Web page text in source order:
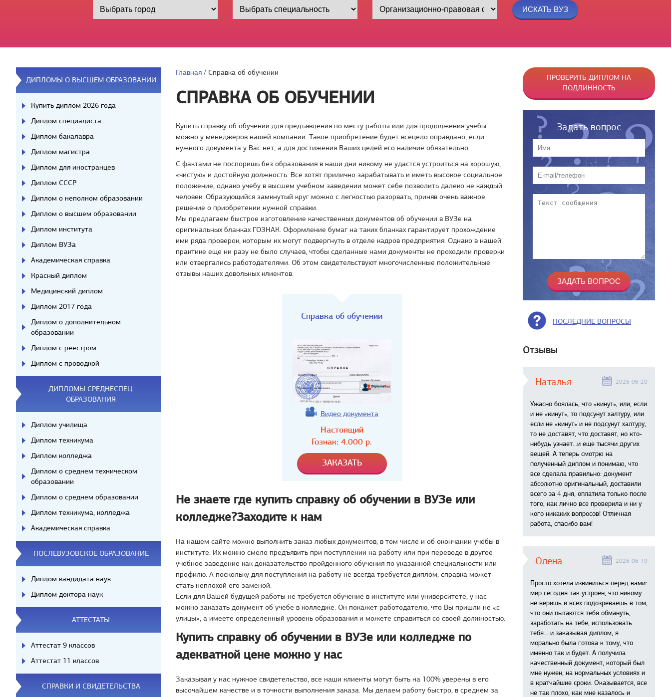
Главная / Справка об обучении
СПРАВКА ОБ ОБУЧЕНИИ
Купить справку об обучении для предъявления по месту работы или для продолжения учебы
можно у менеджеров нашей компании. Такое приобретение будет всецело оправдано, если
нужного документа у Вас нет, а для достижения Ваших целей его наличие обязательно.
С фактами не поспоришь без образования в наши дни никому не удастся устроиться на хорошую,
«чистую» и достойную должность. Все хотят прилично зарабатывать и иметь высокое социальное
положение, однако учебу в высшем учебном заведении может себе позволить далеко не каждый
человек. Образующийся замкнутый круг можно с легкостью разорвать, приняв очень важное
решение о приобретении нужной справки.
Мы предлагаем быстрое изготовление качественных документов об обучении в ВУЗе на
оригинальных бланках ГОЗНАК. Оформление бумаг на таких бланках гарантирует прохождение
ими ряда проверок, которым их могут подвергнуть в отделе кадров предприятия. Однако в нашей
практике еще ни разу не было случаев, чтобы сделанные нами документы не проходили проверки
или отвергались работодателями. Об этом свидетельствуют многочисленные положительные
отзывы наших довольных клиентов.
Справка об обучении
Видео документа
Настоящий
Гознак: 4.000 р.
Не знаете где купить справку об обучении в ВУЗе или
колледже?Заходите к нам
На нашем сайте можно выполнить заказ любых документов, в том числе и об окончании учёбы в
институте. Их можно смело предъявить при поступлении на работу или при переводе в другое
учебное заведение как доказательство пройденного обучения по указанной специальности или
профилю. А поскольку для поступления на работу не всегда требуется диплом, справка может
стать неплохой его заменой.
Если для Вашей будущей работы не требуется обучение в институте или университете, у нас
можно заказать документ об учебе в колледже. Он покажет работодателю, что Вы пришли не «с
улицы», а имеете определенный уровень образования и можете справиться со своей должностью.
Купить справку об обучении в ВУЗе или колледже по
адекватной цене можно у нас
Заказывая у нас нужное свидетельство, все наши клиенты могут быть на 100% уверены в его
высочайшем качестве и в точности выполнения заказа. Мы делаем работу быстро, в среднем за
ДИПЛОМЫ О ВЫСШЕМ ОБРАЗОВАНИИ
Купить диплом 2026 года
Диплом специалиста
Диплом бакалавра
Диплом магистра
Диплом для иностранцев
Диплом СССР
Диплом о неполном образовании
Диплом о высшем образовании
Диплом института
Диплом ВУЗа
Академическая справка
Красный диплом
Медицинский диплом
Диплом 2017 года
Диплом о дополнительном
образовании
Диплом с реестром
Диплом с проводкой
ДИПЛОМЫ СРЕДНЕСПЕЦ.
ОБРАЗОВАНИЯ
Диплом училища
Диплом техникума
Диплом колледжа
Диплом о среднем техническом
образовании
Диплом о среднем образовании
Диплом техникума, колледжа
Академическая справка
ПОСЛЕВУЗОВСКОЕ ОБРАЗОВАНИЕ
Диплом кандидата наук
Диплом доктора наук
АТТЕСТАТЫ
Аттестат 9 классов
Аттестат 11 классов
СПРАВКИ И СВИДЕТЕЛЬСТВА
ПРОВЕРИТЬ ДИПЛОМ НА
ПОДЛИННОСТЬ
Задать вопрос
ПОСЛЕДНИЕ ВОПРОСЫ
Отзывы
Наталья 2026-06-20
Ужасно боялась, что «кинут», или, если
и не «кинут», то подсунут халтуру, или
если не «кинут» и не подсунут халтуру,
то не доставят, что доставят, но кто-
нибудь узнает...и еще тысячи других
вещей. А теперь смотрю на
полученный диплом и понимаю, что
все сделала правильно: документ
абсолютно оригинальный, доставили
всего за 4 дня, оплатила только после
того, как лично все проверила и ни у
кого никаких вопросов! Отличная
работа, спасибо вам!
Олена 2026-06-19
Просто хотела извиниться перед вами:
мир сегодня так устроен, что никому
не веришь и всех подозреваешь в том,
что они пытаются тебя обмануть,
заработать на тебе, использовать
тебя... и заказывая диплом, я
морально была готова к тому, что
именно так и будет. А получила
качественный документ, который был
мне нужен, на нормальных условиях и
в кратчайшие сроки. Оказывается, все
не так плохо, как мне казалось и